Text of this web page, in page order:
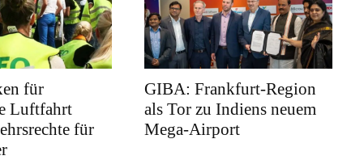
für
Luftfahrt
für
GIBA: Frankfurt-Region
als Tor zu Indiens neuem
Mega-Airport